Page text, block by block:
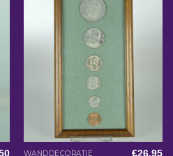
WANDDECORATIE €26,95